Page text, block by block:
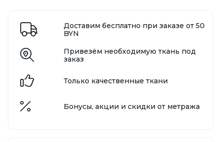
Доставим бесплатно при заказе от 50
BYN
Привезём необходимую ткань под
заказ
Только качественные ткани
Бонусы, акции и скидки от метража